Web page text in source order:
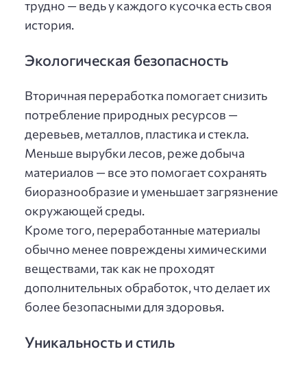
трудно — ведь у каждого кусочка есть своя
история.
Экологическая безопасность
Вторичная переработка помогает снизить
потребление природных ресурсов —
деревьев, металлов, пластика и стекла.
Меньше вырубки лесов, реже добыча
материалов — все это помогает сохранять
биоразнообразие и уменьшает загрязнение
окружающей среды.
Кроме того, переработанные материалы
обычно менее повреждены химическими
веществами, так как не проходят
дополнительных обработок, что делает их
более безопасными для здоровья.
Уникальность и стиль